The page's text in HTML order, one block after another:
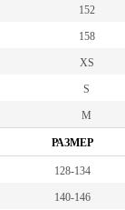
152
158
XS
S
M
РАЗМЕР
128-134
140-146